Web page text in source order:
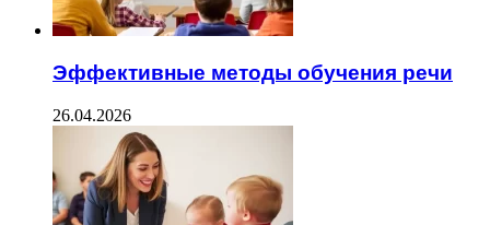
Эффективные методы обучения речи
26.04.2026